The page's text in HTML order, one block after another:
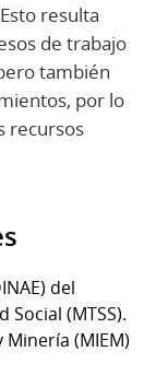
resulta
de trabajo
también
por lo
recursos
del
(MTSS).
(MIEM)